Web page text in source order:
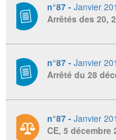
n°87 - Janvier
Arrêtés des 20,
n°87 - Janvier
Arrêté du 28
n°87 - Janvier
CE, 5 décembre